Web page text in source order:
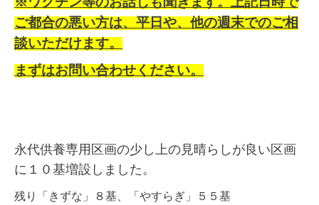
ご都合の悪い方は、平日や、他の週末でのご相
談いただけます。
まずはお問い合わせください。
永代供養専用区画の少し上の見晴らしが良い区画
に１０基増設しました。
残り「きずな」８基、「やすらぎ」５５基